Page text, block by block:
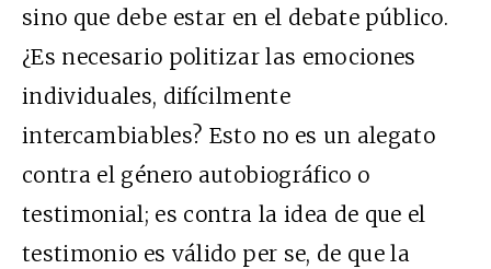
sino que debe estar en el debate público.
¿Es necesario politizar las emociones
individuales, difícilmente
intercambiables? Esto no es un alegato
contra el género autobiográfico o
testimonial; es contra la idea de que el
testimonio es válido per se, de que la